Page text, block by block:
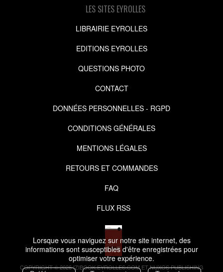
Lorsque vous naviguez sur notre site internet, des
informations sont susceptibles d'être enregistrées pour
optimiser votre expérience.
LES SITES EYROLLES
LIBRAIRIE EYROLLES
EDITIONS EYROLLES
QUESTIONS PHOTO
CONTACT
DONNÉES PERSONNELLES - RGPD
CONDITIONS GÉNÉRALES
MENTIONS LÉGALES
RETOURS ET COMMANDES
FAQ
FLUX RSS
COPYRIGHT © 2026 IZIBOOK.EYROLLES.COM ET NUXOS PUBLISHING